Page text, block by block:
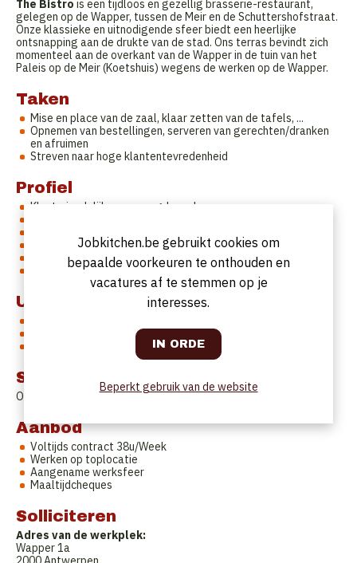
The Bistro is een tijdloos en gezellig brasserie-restaurant,
gelegen op de Wapper, tussen de Meir en de Schuttershofstraat.
Onze klassieke en uitnodigende sfeer biedt een heerlijke
ontsnapping aan de drukte van de stad. Ons terras bevindt zich
momenteel aan de overkant van de Wapper in de tuin van het
Paleis op de Meir (Koetshuis) wegens de werken op de Wapper.
Taken
Mise en place van de zaal, klaar zetten van de tafels, ...
Opnemen van bestellingen, serveren van gerechten/dranken
en afruimen
Streven naar hoge klantentevredenheid
Profiel
Klantvriendelijk en verzorgd voorkomen
Gastvrijheid en professioneel
Teamplayer
Perfect NL-talig
Uurrooster
Geen late avonduren.
Startdatum
Onmiddellijk
Aanbod
Voltijds contract 38u/Week
Werken op toplocatie
Aangename werksfeer
Maaltijdcheques
Solliciteren
Adres van de werkplek:
Wapper 1a
Jobkitchen.be gebruikt cookies om
bepaalde voorkeuren te onthouden en
vacatures af te stemmen op je
interesses.
Beperkt gebruik van de website